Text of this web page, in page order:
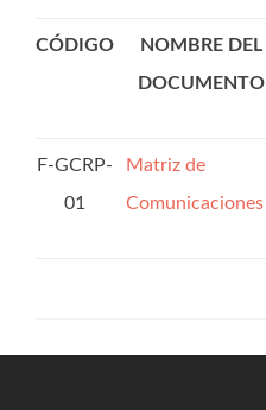
CÓDIGO
NOMBRE DEL
DOCUMENTO
F-GCRP-
01
Matriz de
Comunicaciones